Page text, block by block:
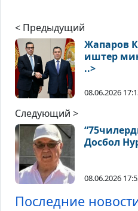
< Предыдущий
Жапаров
иштер
..>
08.06.2026
Следующий >
Досбол
08.06.2026
Последние